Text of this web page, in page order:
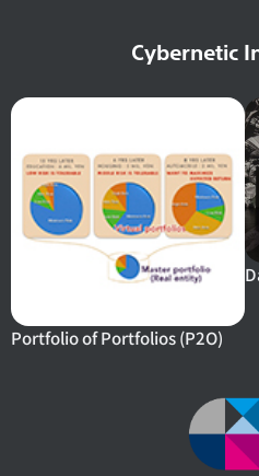
Cybernetic
Portfolio of Portfolios (P2O)